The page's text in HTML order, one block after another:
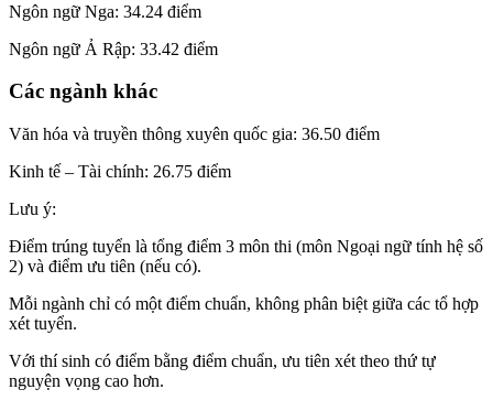
Ngôn ngữ Nga: 34.24 điểm
Ngôn ngữ Ả Rập: 33.42 điểm
Các ngành khác
Văn hóa và truyền thông xuyên quốc gia: 36.50 điểm
Kinh tế – Tài chính: 26.75 điểm
Lưu ý:
Điểm trúng tuyển là tổng điểm 3 môn thi (môn Ngoại ngữ tính hệ số
2) và điểm ưu tiên (nếu có).
Mỗi ngành chỉ có một điểm chuẩn, không phân biệt giữa các tổ hợp
xét tuyển.
Với thí sinh có điểm bằng điểm chuẩn, ưu tiên xét theo thứ tự
nguyện vọng cao hơn.